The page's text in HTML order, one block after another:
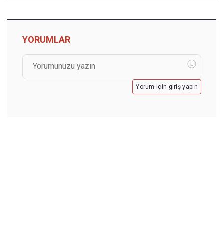
YORUMLAR
Yorum için giriş yapın